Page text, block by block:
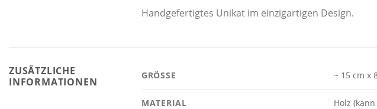
Handgefertigtes Unikat im einzigartigen Design.
ZUSÄTZLICHE
INFORMATIONEN
GRÖSSE ~ 15 cm x
MATERIAL Holz